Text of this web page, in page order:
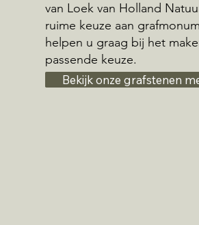
van Loek van Holland
ruime keuze aan
helpen u graag bij het
passende keuze.
Bekijk onze grafstenen